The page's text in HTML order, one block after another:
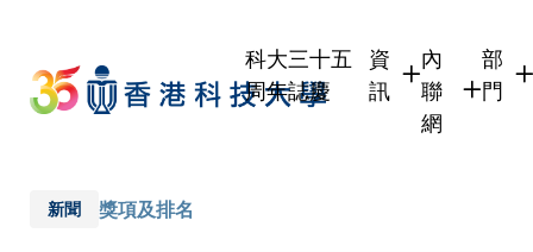
main
content
科大三十五
周年誌慶
資
訊
內
聯
網
部
門
新聞 獎項及排名